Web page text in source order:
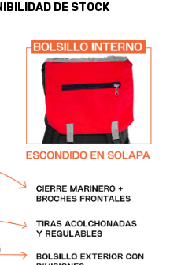
DE STOCK